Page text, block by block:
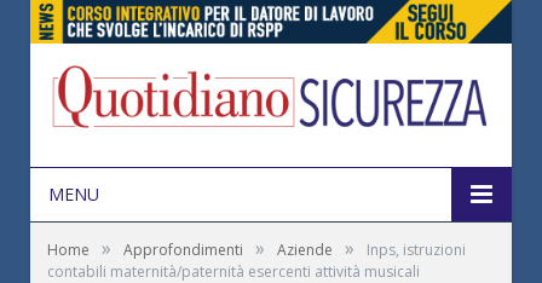
MENU
Home » Approfondimenti » Aziende »
Inps, istruzioni
contabili maternità/paternità esercenti attività musicali